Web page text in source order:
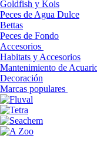
Goldfish y Kois
Peces de Agua Dulce
Bettas
Peces de Fondo
Accesorios
Habitats y Accesorios
Mantenimiento de
Decoración
Marcas populares